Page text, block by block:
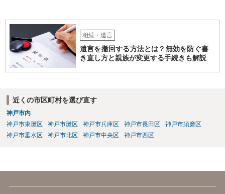
相続・遺言
遺言を撤回する方法とは？無効を防ぐ書
き直し方と親族が変更する手続きも解説
近くの市区町村を選び直す
神戸市内
神戸市東灘区
神戸市灘区 神戸市兵庫区 神戸市長田区
神戸市須磨区
神戸市垂水区
神戸市北区 神戸市中央区 神戸市西区